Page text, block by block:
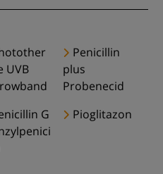
UVB
Penicillin
plus
Probenecid
G
Pioglitazon